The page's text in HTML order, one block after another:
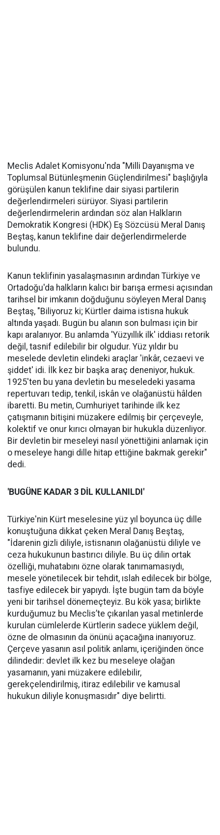
Meclis Adalet Komisyonu'nda "Milli Dayanışma ve
Toplumsal Bütünleşmenin Güçlendirilmesi" başlığıyla
görüşülen kanun teklifine dair siyasi partilerin
değerlendirmeleri sürüyor. Siyasi partilerin
değerlendirmelerin ardından söz alan Halkların
Demokratik Kongresi (HDK) Eş Sözcüsü Meral Danış
Beştaş, kanun teklifine dair değerlendirmelerde
bulundu.
Kanun teklifinin yasalaşmasının ardından Türkiye ve
Ortadoğu'da halkların kalıcı bir barışa ermesi açısından
tarihsel bir imkanın doğduğunu söyleyen Meral Danış
Beştaş, "Biliyoruz ki; Kürtler daima istisna hukuk
altında yaşadı. Bugün bu alanın son bulması için bir
kapı aralanıyor. Bu anlamda 'Yüzyıllık ilk' iddiası retorik
değil, tasnif edilebilir bir olgudur. Yüz yıldır bu
meselede devletin elindeki araçlar 'inkâr, cezaevi ve
şiddet' idi. İlk kez bir başka araç deneniyor, hukuk.
1925'ten bu yana devletin bu meseledeki yasama
repertuvarı tedip, tenkil, iskân ve olağanüstü hâlden
ibaretti. Bu metin, Cumhuriyet tarihinde ilk kez
çatışmanın bitişini müzakere edilmiş bir çerçeveyle,
kolektif ve onur kırıcı olmayan bir hukukla düzenliyor.
Bir devletin bir meseleyi nasıl yönettiğini anlamak için
o meseleye hangi dille hitap ettiğine bakmak gerekir"
dedi.
'BUGÜNE KADAR 3 DİL KULLANILDI'
Türkiye'nin Kürt meselesine yüz yıl boyunca üç dille
konuştuğuna dikkat çeken Meral Danış Beştaş,
"İdarenin gizli diliyle, istisnanın olağanüstü diliyle ve
ceza hukukunun bastırıcı diliyle. Bu üç dilin ortak
özelliği, muhatabını özne olarak tanımamasıydı,
mesele yönetilecek bir tehdit, ıslah edilecek bir bölge,
tasfiye edilecek bir yapıydı. İşte bugün tam da böyle
yeni bir tarihsel dönemeçteyiz. Bu kök yasa; birlikte
kurduğumuz bu Meclis’te çıkarılan yasal metinlerde
kurulan cümlelerde Kürtlerin sadece yüklem değil,
özne de olmasının da önünü açacağına inanıyoruz.
Çerçeve yasanın asıl politik anlamı, içeriğinden önce
dilindedir: devlet ilk kez bu meseleye olağan
yasamanın, yani müzakere edilebilir,
gerekçelendirilmiş, itiraz edilebilir ve kamusal
hukukun diliyle konuşmasıdır" diye belirtti.